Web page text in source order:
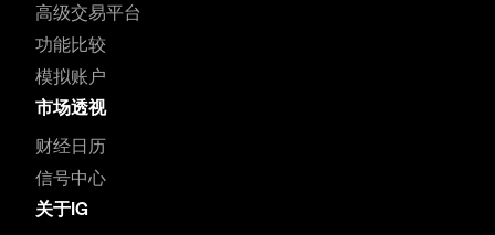
高级交易平台
功能比较
模拟账户
市场透视
财经日历
信号中心
关于IG